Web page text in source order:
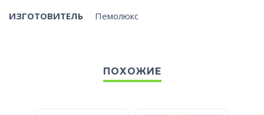
ИЗГОТОВИТЕЛЬ Пемолюкс
ПОХОЖИЕ